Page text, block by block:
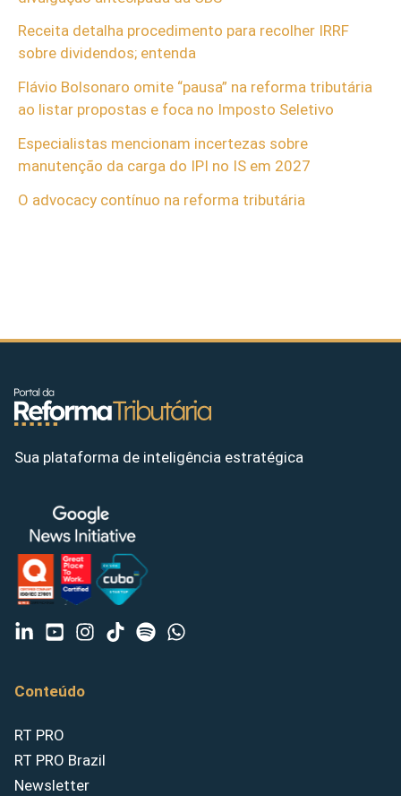
Receita detalha procedimento para recolher IRRF
sobre dividendos; entenda
Flávio Bolsonaro omite “pausa” na reforma tributária
ao listar propostas e foca no Imposto Seletivo
Especialistas mencionam incertezas sobre
manutenção da carga do IPI no IS em 2027
O advocacy contínuo na reforma tributária
Sua plataforma de inteligência estratégica
Conteúdo
RT PRO
RT PRO Brazil
Newsletter